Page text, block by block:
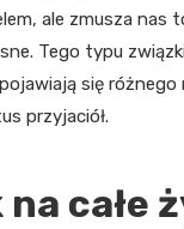
ale zmusza nas
Tego typu
się różnego
przyjaciół.
całe